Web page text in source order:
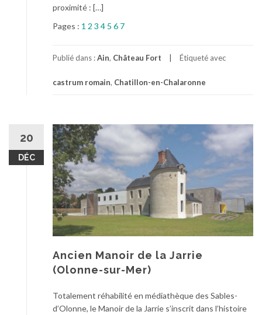
proximité : […]
Pages : 1 2 3 4 5 6 7
Publié dans :Ain, Château Fort Étiqueté avec
castrum romain, Chatillon-en-Chalaronne
20
DÉC
Ancien Manoir de la Jarrie
(Olonne-sur-Mer)
Totalement réhabilité en médiathèque des Sables-
d’Olonne, le Manoir de la Jarrie s’inscrit dans l’histoire